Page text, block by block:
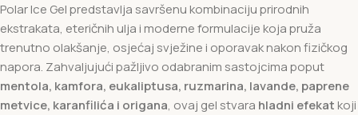
Polar Ice Gel predstavlja savršenu kombinaciju prirodnih
ekstrakata, eteričnih ulja i moderne formulacije koja pruža
trenutno olakšanje, osjećaj svježine i oporavak nakon fizičkog
napora. Zahvaljujući pažljivo odabranim sastojcima poput
mentola, kamfora, eukaliptusa, ruzmarina, lavande, paprene
metvice, karanfilića i origana, ovaj gel stvara hladni efekat koji